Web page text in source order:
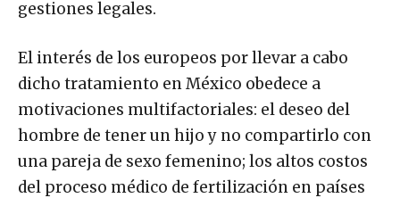
gestiones legales.
El interés de los europeos por llevar a cabo
dicho tratamiento en México obedece a
motivaciones multifactoriales: el deseo del
hombre de tener un hijo y no compartirlo con
una pareja de sexo femenino; los altos costos
del proceso médico de fertilización en países